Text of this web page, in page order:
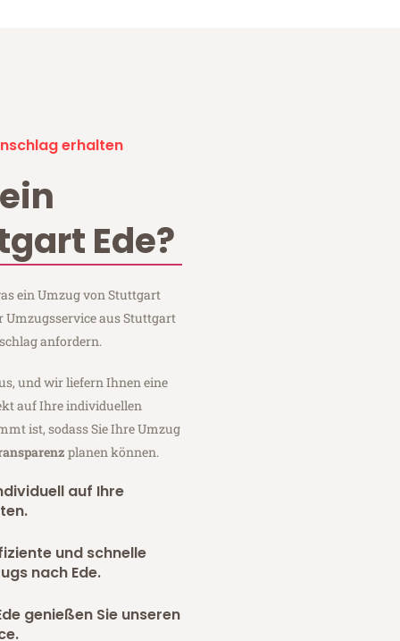
erhalten
Ede?
ein Umzug von Stuttgart
Umzugsservice aus Stuttgart
anfordern.
und wir liefern Ihnen eine
auf Ihre individuellen
ist, sodass Sie Ihre Umzug
planen können.
auf Ihre
und schnelle
nach Ede.
genießen Sie unseren